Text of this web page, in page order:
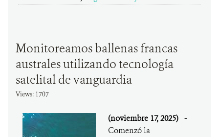
Monitoreamos ballenas francas
australes utilizando tecnología
satelital de vanguardia
Views: 1707
(noviembre 17, 2025) -
Comenzó la